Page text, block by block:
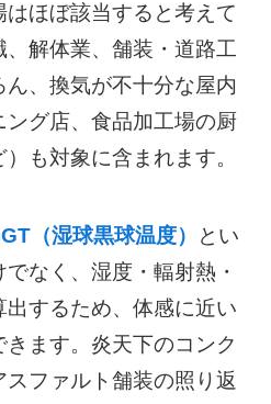
ほぼ該当すると考えて
解体業、舗装・道路工
、換気が不十分な屋内
ング店、食品加工場の厨
も対象に含まれます。
（湿球黒球温度）
とい
なく、湿度・輻射熱・
するため、体感に近い
ます。炎天下のコンク
スファルト舗装の照り返